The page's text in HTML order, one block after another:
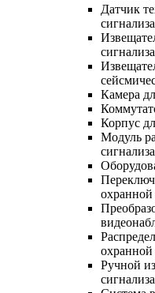
Датчик
Камера
Корпус
Модуль
охранной
охранной
Ручной